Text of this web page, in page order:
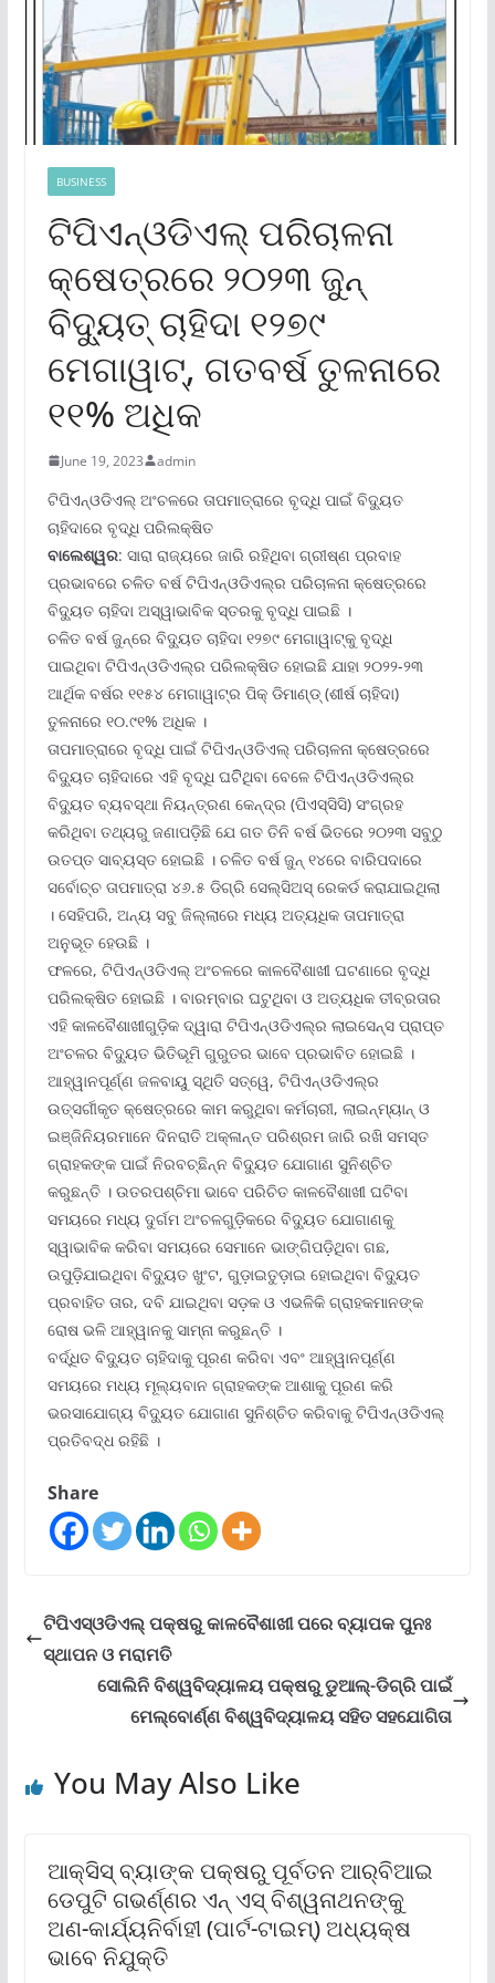
BUSINESS
ଟିପିଏନ୍‌ଓଡିଏଲ୍ ପରିଚାଳନା
କ୍ଷେତ୍ରରେ ୨୦୨୩ ଜୁନ୍
ବିଦ୍ୟୁତ୍ ଚାହିଦା ୧୨୭୯
ମେଗାୱାଟ୍‌, ଗତବର୍ଷ ତୁଳନାରେ
୧୧% ଅଧିକ
June 19, 2023 admin
ଟିପିଏନ୍‌ଓଡିଏଲ୍ ଅଂଚଳରେ ତାପମାତ୍ରାରେ ବୃଦ୍ଧି ପାଇଁ ବିଦ୍ୟୁତ
ଚାହିଦାରେ ବୃଦ୍ଧି ପରିଲକ୍ଷିତ
ବାଲେଶ୍ୱର: ସାରା ରାଜ୍ୟରେ ଜାରି ରହିଥିବା ଗ୍ରୀଷ୍ଣ ପ୍ରବାହ
ପ୍ରଭାବରେ ଚଳିତ ବର୍ଷ ଟିପିଏନ୍‌ଓଡିଏଲ୍‌ର ପରିଚାଳନା କ୍ଷେତ୍ରରେ
ବିଦ୍ୟୁତ ଚାହିଦା ଅସ୍ୱାଭାବିକ ସ୍ତରକୁ ବୃଦ୍ଧି ପାଇଛି ।
ଚଳିତ ବର୍ଷ ଜୁନ୍‌ରେ ବିଦ୍ୟୁତ ଚାହିଦା ୧୨୭୯ ମେଗାୱାଟ୍‌କୁ ବୃଦ୍ଧି
ପାଇଥିବା ଟିପିଏନ୍‌ଓଡିଏଲ୍‌ର ପରିଲକ୍ଷିତ ହୋଇଛି ଯାହା ୨୦୨୨-୨୩
ଆର୍ଥିକ ବର୍ଷର ୧୧୫୪ ମେଗାୱାଟ୍‌ର ପିକ୍ ଡିମାଣ୍ଡ୍ (ଶୀର୍ଷ ଚାହିଦା)
ତୁଳନାରେ ୧୦.୯୧% ଅଧିକ ।
ତାପମାତ୍ରାରେ ବୃଦ୍ଧି ପାଇଁ ଟିପିଏନ୍‌ଓଡିଏଲ୍ ପରିଚାଳନା କ୍ଷେତ୍ରରେ
ବିଦ୍ୟୁତ ଚାହିଦାରେ ଏହି ବୃଦ୍ଧି ଘଟିିଥିବା ବେଳେ ଟିପିଏନ୍‌ଓଡିଏଲ୍‌ର
ବିଦ୍ୟୁତ ବ୍ୟବସ୍ଥା ନିୟନ୍ତ୍ରଣ କେନ୍ଦ୍ର (ପିଏସ୍‌ସିସି) ସଂଗ୍ରହ
କରିଥିବା ତଥ୍ୟରୁ ଜଣାପଡ଼ିଛି ଯେ ଗତ ତିନି ବର୍ଷ ଭିତରେ ୨୦୨୩ ସବୁଠୁ
ଉତପ୍ତ ସାବ୍ୟସ୍ତ ହୋଇଛି । ଚଳିତ ବର୍ଷ ଜୁନ୍ ୧୪ରେ ବାରିପଦାରେ
ସର୍ବୋଚ୍ଚ ତାପମାତ୍ରା ୪୬.୫ ଡିଗ୍ରି ସେଲ୍‌ସିଅସ୍ ରେକର୍ଡ କରାଯାଇଥିଲା
। ସେହିପରି, ଅନ୍ୟ ସବୁ ଜିଲ୍ଲାରେ ମଧ୍ୟ ଅତ୍ୟଧିକ ତାପମାତ୍ରା
ଅନୁଭୂତ ହେଉଛି ।
ଫଳରେ, ଟିପିଏନ୍‌ଓଡିଏଲ୍ ଅଂଚଳରେ କାଳବୈଶାଖୀ ଘଟଣାରେ ବୃଦ୍ଧି
ପରିଲକ୍ଷିତ ହୋଇଛି । ବାରମ୍ବାର ଘଟୁଥିବା ଓ ଅତ୍ୟଧିକ ତୀବ୍ରତାର
ଏହି କାଳବୈଶାଖୀଗୁଡ଼ିକ ଦ୍ୱାରା ଟିପିଏନ୍‌ଓଡିଏଲ୍‌ର ଲାଇସେନ୍ସ ପ୍ରାପ୍ତ
ଅଂଚଳର ବିଦ୍ୟୁତ ଭିତିଭୂମି ଗୁରୁତର ଭାବେ ପ୍ରଭାବିତ ହୋଇଛି ।
ଆହ୍ୱାନପୂର୍ଣ୍ଣ ଜଳବାୟୁ ସ୍ଥିତି ସତ୍ୱେ, ଟିପିଏନ୍‌ଓଡିଏଲ୍‌ର
ଉତ୍ସର୍ଗୀକୃତ କ୍ଷେତ୍ରରେ କାମ କରୁଥିବା କର୍ମଚାରୀ, ଲାଇନ୍‌ମ୍ୟାନ୍ ଓ
ଇଞ୍ଜିନିୟରମାନେ ଦିନରାତି ଅକ୍ଳାନ୍ତ ପରିଶ୍ରମ ଜାରି ରଖି ସମସ୍ତ
ଗ୍ରାହକଙ୍କ ପାଇଁ ନିରବଚ୍ଛିନ୍ନ ବିଦ୍ୟୁତ ଯୋଗାଣ ସୁନିଶ୍ଚିତ
କରୁଛନ୍ତି । ଉତରପଶ୍ଚିମା ଭାବେ ପରିଚିତ କାଳବୈଶାଖୀ ଘଟିବା
ସମୟରେ ମଧ୍ୟ ଦୁର୍ଗମ ଅଂଚଳଗୁଡ଼ିକରେ ବିଦ୍ୟୁତ ଯୋଗାଣକୁ
ସ୍ୱାଭାବିକ କରିବା ସମୟରେ ସେମାନେ ଭାଙ୍ଗିପଡ଼ିଥିବା ଗଛ,
ଉପୁଡ଼ିଯାଇଥିବା ବିଦ୍ୟୁତ ଖୁଂଟ, ଗୁଡ଼ାଇତୁଡ଼ାଇ ହୋଇଥିବା ବିଦ୍ୟୁତ
ପ୍ରବାହିତ ତାର, ଦବି ଯାଇଥିବା ସଡ଼କ ଓ ଏଭଳିକି ଗ୍ରାହକମାନଙ୍କ
ରୋଷ ଭଳି ଆହ୍ୱାନକୁ ସାମ୍ନା କରୁଛନ୍ତି ।
ବର୍ଦ୍ଧିତ ବିଦ୍ୟୁତ ଚାହିଦାକୁ ପୂରଣ କରିବା ଏବଂ ଆହ୍ୱାନପୂର୍ଣ୍ଣ
ସମୟରେ ମଧ୍ୟ ମୂଲ୍ୟବାନ ଗ୍ରାହକଙ୍କ ଆଶାକୁ ପୂରଣ କରି
ଭରସାଯୋଗ୍ୟ ବିଦ୍ୟୁତ ଯୋଗାଣ ସୁନିଶ୍ଚିତ କରିବାକୁ ଟିପିଏନ୍‌ଓଡିଏଲ୍
ପ୍ରତିବଦ୍ଧ ରହିଛି ।
Share
ଟିପିଏସ୍ଓଡିଏଲ୍ ପକ୍ଷରୁ କାଳବୈଶାଖୀ ପରେ ବ୍ୟାପକ ପୁନଃ
ସ୍ଥାପନ ଓ ମରାମତି
ସୋଲିନି ବିଶ୍ୱବିଦ୍ୟାଳୟ ପକ୍ଷରୁ ଡୁଆଲ୍‌-ଡିଗ୍ରି ପାଇଁ
ମେଲ୍‌ବୋର୍ଣ୍ଣ ବିଶ୍ୱବିଦ୍ୟାଳୟ ସହିତ ସହଯୋଗିତା
You May Also Like
ଆକ୍ସିସ୍ ବ୍ୟାଙ୍କ ପକ୍ଷରୁ ପୂର୍ବତନ ଆର୍‌ବିଆଇ
ଡେପୁଟି ଗଭର୍ଣ୍ଣର ଏନ୍ ଏସ୍ ବିଶ୍ୱନାଥନଙ୍କୁ
ଅଣ-କାର୍ଯ୍ୟନିର୍ବାହୀ (ପାର୍ଟ-ଟାଇମ୍‌) ଅଧ୍ୟକ୍ଷ
ଭାବେ ନିଯୁକ୍ତି